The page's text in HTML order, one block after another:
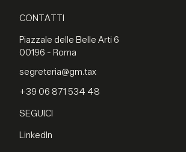
CONTATTI
Piazzale delle Belle Arti 6
00196 - Roma
segreteria@gm.tax
+39 06 871 534 48
SEGUICI
LinkedIn